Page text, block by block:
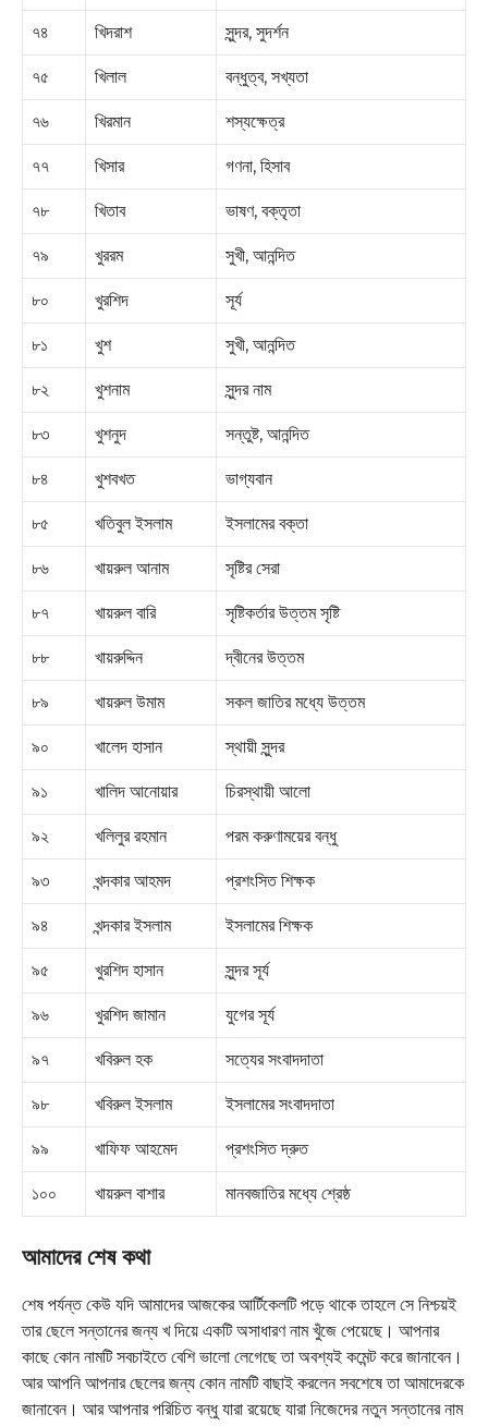
৭৪ খিদরাশ সুন্দর, সুদর্শন
৭৫ খিলাল বন্ধুত্ব, সখ্যতা
৭৬ খিরমান শস্যক্ষেত্র
৭৭ খিসার গণনা, হিসাব
৭৮ খিতাব ভাষণ, বক্তৃতা
৭৯ খুররম সুখী, আনন্দিত
৮০ খুরশিদ সূর্য
৮১ খুশ সুখী, আনন্দিত
৮২ খুশনাম সুন্দর নাম
৮৩ খুশনুদ সন্তুষ্ট, আনন্দিত
৮৪ খুশবখত ভাগ্যবান
৮৫ খতিবুল ইসলাম ইসলামের বক্তা
৮৬ খায়রুল আনাম সৃষ্টির সেরা
৮৭ খায়রুল বারি সৃষ্টিকর্তার উত্তম সৃষ্টি
৮৮ খায়রুদ্দিন দ্বীনের উত্তম
৮৯ খায়রুল উমাম সকল জাতির মধ্যে উত্তম
৯০ খালেদ হাসান স্থায়ী সুন্দর
৯১ খালিদ আনোয়ার চিরস্থায়ী আলো
৯২ খলিলুর রহমান পরম করুণাময়ের বন্ধু
৯৩ খন্দকার আহমদ প্রশংসিত শিক্ষক
৯৪ খন্দকার ইসলাম ইসলামের শিক্ষক
৯৫ খুরশিদ হাসান সুন্দর সূর্য
৯৬ খুরশিদ জামান যুগের সূর্য
৯৭ খবিরুল হক সত্যের সংবাদদাতা
৯৮ খবিরুল ইসলাম ইসলামের সংবাদদাতা
৯৯ খাফিফ আহমেদ প্রশংসিত দ্রুত
১০০ খায়রুল বাশার মানবজাতির মধ্যে শ্রেষ্ঠ
আমাদের শেষ কথা
শেষ পর্যন্ত কেউ যদি আমাদের আজকের আর্টিকেলটি পড়ে থাকে তাহলে সে নিশ্চয়ই
তার ছেলে সন্তানের জন্য খ দিয়ে একটি অসাধারণ নাম খুঁজে পেয়েছে। আপনার
কাছে কোন নামটি সবচাইতে বেশি ভালো লেগেছে তা অবশ্যই কমেন্ট করে জানাবেন।
আর আপনি আপনার ছেলের জন্য কোন নামটি বাছাই করলেন সবশেষে তা আমাদেরকে
জানাবেন। আর আপনার পরিচিত বন্ধু যারা রয়েছে যারা নিজেদের নতুন সন্তানের নাম